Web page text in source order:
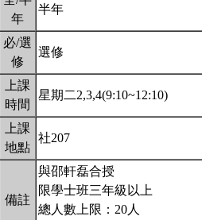
年
半年
必/選
修
選修
上課
時間
星期二2,3,4(9:10~12:10)
上課
地點
社207
備註
與邵軒磊合授
限學士班三年級以上
總人數上限：20人